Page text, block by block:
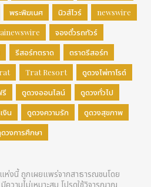
พระพิฆเนศ นิวส์ไวร์
newswire
จองตั๋วรถทัวร์
รีสอร์ทตราด
ตราดรีสอร์ท
Trat Resort
ดูดวงไพ่ทาโรต์
รี ดูดวงออนไลน์
ดูดวงทั่วไป
งิน ดูดวงความรัก
ดูดวงสุขภาพ
วงการศึกษา
ห่งนี้ ถูกเผยแพร่จากสาธารณชนโดย